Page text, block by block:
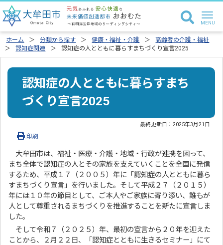
ホーム 分類から探す 健康・福祉・介護
高齢者の介護・福祉
認知症関連
認知症の人とともに暮らすまちづくり宣言2025
認知症の人とともに暮らすまち
づくり宣言2025
最終更新日：2025年3月21日
印刷
大牟田市は、福祉・医療・介護・地域・行政が連携を図って、
まち全体で認知症の人とその家族を支えていくことを全国に発信
するため、平成１７（２００５）年に「認知症の人とともに暮ら
すまちづくり宣言」を行いました。そして平成２７（２０１５）
年には１０年の節目として、ご本人やご家族に寄り添い、誰もが
人として尊重されるまちづくりを推進することを新たに宣言しま
した。
そして令和７（２０２５）年、最初の宣言から２０年を迎えた
ことから、２月２２日、「認知症とともに生きるセミナー」にて